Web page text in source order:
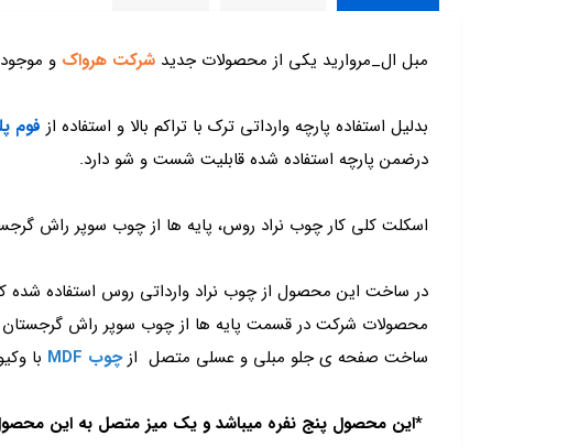
مبل ال_مروارید یکی از محصولات جدید شرکت هرواک و
بدلیل استفاده پارچه وارداتی ترک با تراکم بالا و استفاده از فوم
درضمن پارچه استفاده شده قابلیت شست و شو دارد.
اسکلت کلی کار چوب نراد روس، پایه ها از چوب سوپر راش
در ساخت این محصول از چوب نراد وارداتی روس استفاده
محصولات شرکت در قسمت پایه ها از چوب سوپر راش گرجستان
ساخت صفحه ی جلو مبلی و عسلی متصل ازچوب MDF با
*این محصول پنج نفره میباشد و یک میز متصل به این